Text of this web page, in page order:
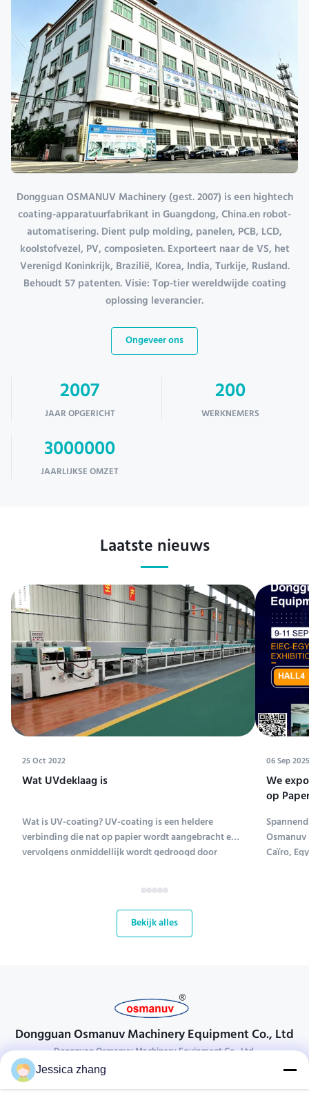
Dongguan OSMANUV Machinery (gest. 2007) is een hightech
coating-apparatuurfabrikant in Guangdong, China.en robot-
automatisering. Dient pulp molding, panelen, PCB, LCD,
koolstofvezel, PV, composieten. Exporteert naar de VS, het
Verenigd Koninkrijk, Brazilië, Korea, India, Turkije, Rusland.
Behoudt 57 patenten. Visie: Top-tier wereldwijde coating
oplossing leverancier.
Ongeveer ons
2007
JAAR OPGERICHT
200
WERKNEMERS
3000000
JAARLIJKSE OMZET
Laatste nieuws
25 Oct 2022
Wat UVdeklaag is
Wat is UV-coating? UV-coating is een heldere
verbinding die nat op papier wordt aangebracht en
vervolgens onmiddellijk wordt gedroogd door
ultraviolet coating). Verschillende soorten
verbindingen worden gebruikt om papier te coaten;
06 Sep 2025
We
op
Caïro,
Bekijk alles
Dongguan Osmanuv Machinery Equipment Co., Ltd
Dongguan Osmanuv Machinery Equipment Co., Ltd.
Neem contact op.
Jessica zhang